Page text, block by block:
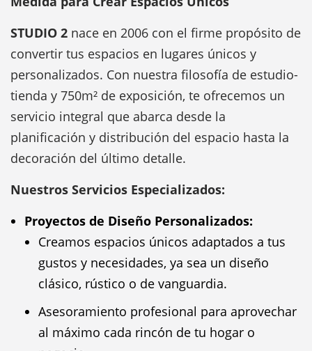
STUDIO 2 nace en 2006 con el firme propósito de
convertir tus espacios en lugares únicos y
personalizados. Con nuestra filosofía de estudio-
tienda y 750m² de exposición, te ofrecemos un
servicio integral que abarca desde la
planificación y distribución del espacio hasta la
decoración del último detalle.
Nuestros Servicios Especializados:
Proyectos de Diseño Personalizados:
Creamos espacios únicos adaptados a tus
gustos y necesidades, ya sea un diseño
clásico, rústico o de vanguardia.
Asesoramiento profesional para aprovechar
al máximo cada rincón de tu hogar o